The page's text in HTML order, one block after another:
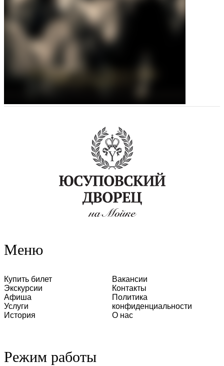
Меню
Купить билет
Экскурсии
Афиша
Услуги
История
Вакансии
Контакты
Политика
конфиденциальности
О нас
Режим работы